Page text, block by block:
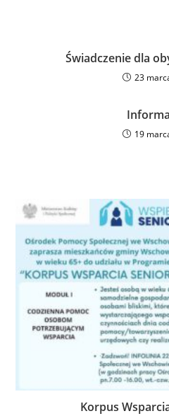
Świadczenie dla
23
19
Korpus